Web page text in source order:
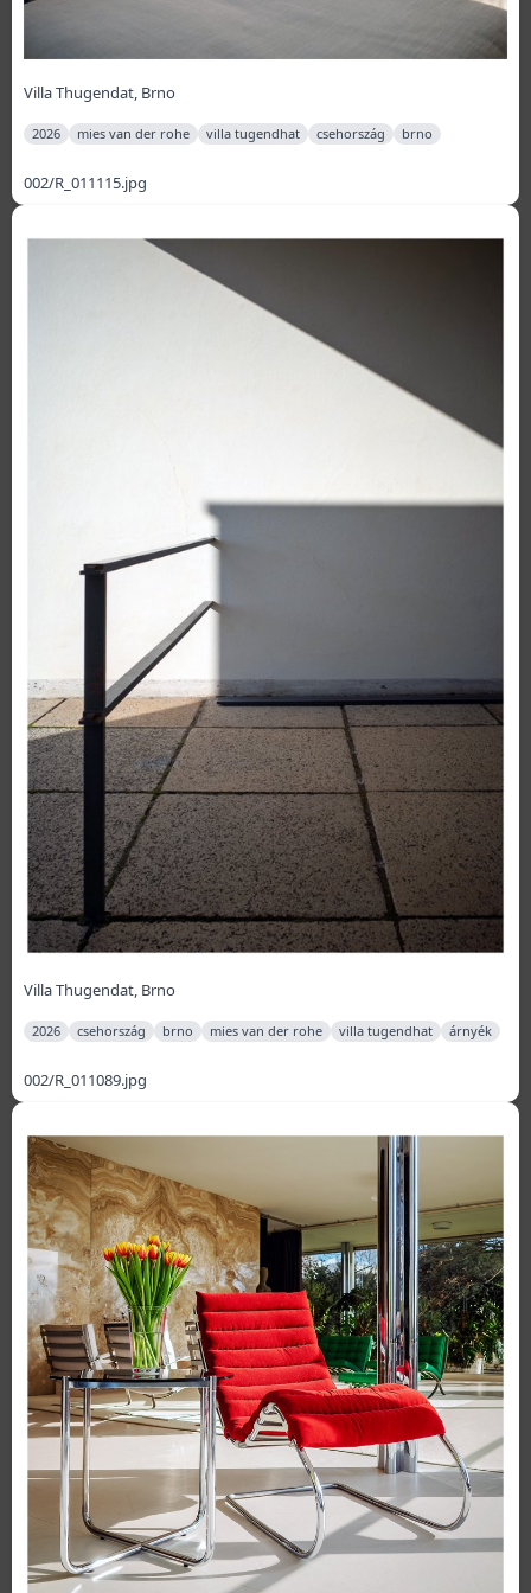
Villa Thugendat, Brno
2026 mies van der rohe villa tugendhat csehország brno
002/R_011115.jpg
Villa Thugendat, Brno
2026 csehország brno mies van der rohe villa tugendhat árnyék
002/R_011089.jpg